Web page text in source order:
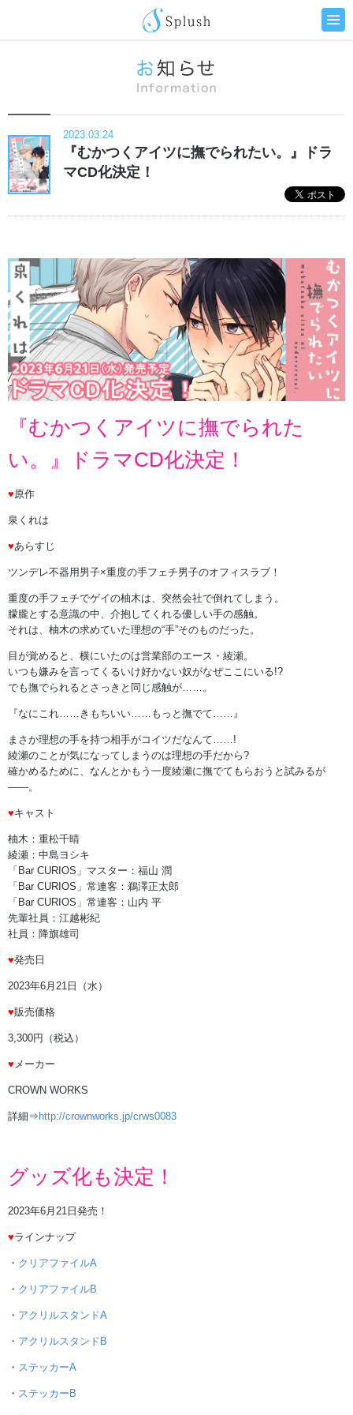
2023.03.24
『むかつくアイツに撫でられたい。』ドラ
マCD化決定！
『むかつくアイツに撫でられた
い。』ドラマCD化決定！
♥ 原作
泉くれは
♥あらすじ
ツンデレ不器用男子×重度の手フェチ男子のオフィスラブ！
重度の手フェチでゲイの柚木は、突然会社で倒れてしまう。
朦朧とする意識の中、介抱してくれる優しい手の感触。
それは、柚木の求めていた理想の“手”そのものだった。
目が覚めると、横にいたのは営業部のエース・綾瀬。
いつも嫌みを言ってくるいけ好かない奴がなぜここにいる!?
でも撫でられるとさっきと同じ感触が……。
『なにこれ……きもちいい……もっと撫でて……』
まさか理想の手を持つ相手がコイツだなんて……!
綾瀬のことが気になってしまうのは理想の手だから?
確かめるために、なんとかもう一度綾瀬に撫でてもらおうと試みるが
――。
♥キャスト
柚木：重松千晴
綾瀬：中島ヨシキ
「Bar CURIOS」マスター：福山 潤
「Bar CURIOS」常連客：鵜澤正太郎
「Bar CURIOS」常連客：山内 平
先輩社員：江越彬紀
社員：降旗雄司
♥発売日
2023年6月21日（水）
♥販売価格
3,300円（税込）
♥ メーカー
CROWN WORKS
詳細⇒http://crownworks.jp/crws0083
グッズ化も決定！
2023年6月21日発売！
♥ラインナップ
・ クリアファイルA
・ クリアファイルB
・ アクリルスタンドA
・ アクリルスタンドB
・ ステッカーA
・ ステッカーB